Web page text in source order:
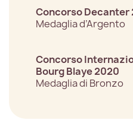
Concorso Decanter
Medaglia d’Argento
Concorso
Bourg Blaye 2020
Medaglia di Bronzo